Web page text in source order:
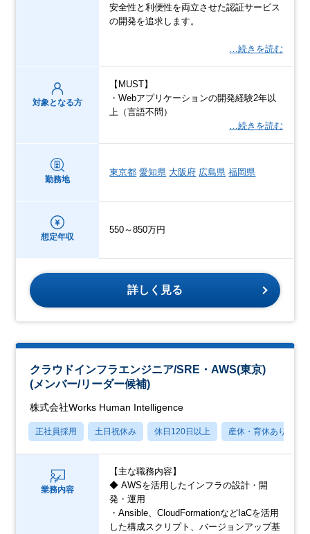
安全性と利便性を両立させた認証サービス
の開発を追求します。
…続きを読む
対象となる方
【MUST】
・Webアプリケーションの開発経験2年以
上（言語不問）
…続きを読む
勤務地
東京都 愛知県 大阪府 広島県 福岡県
想定年収
550～850万円
詳しく見る
クラウドインフラエンジニア/SRE・AWS(東京)
(メンバー/リーダー候補)
株式会社Works Human Intelligence
正社員採用 土日祝休み 休日120日以上 産休・育休あり
業務内容
【主な職務内容】
◆ AWSを活用したインフラの設計・開
発・運用
・Ansible、CloudFormationなどIaCを活用
した構成スクリプト、バージョンアップ基